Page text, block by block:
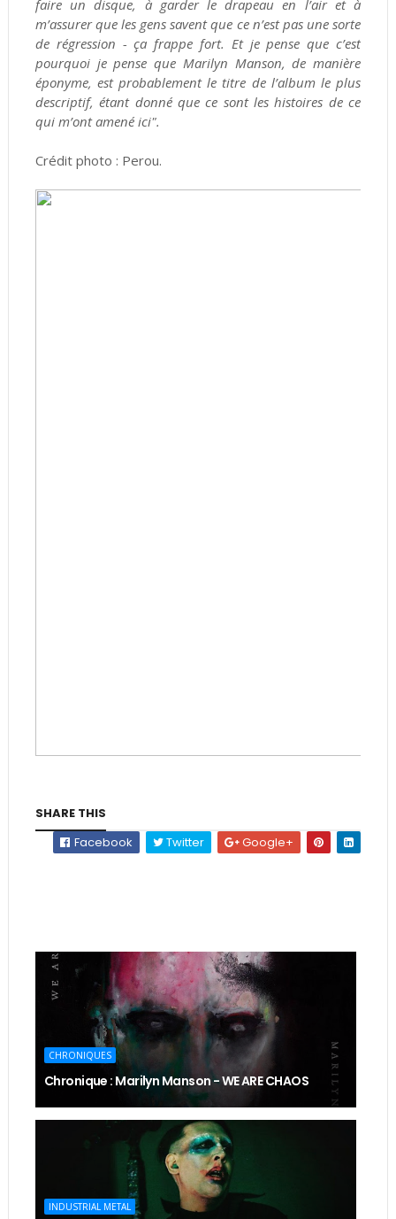
faire un disque, à garder le drapeau en l’air et à
m’assurer que les gens savent que ce n’est pas une sorte
de régression - ça frappe fort. Et je pense que c’est
pourquoi je pense que Marilyn Manson, de manière
éponyme, est probablement le titre de l’album le plus
descriptif, étant donné que ce sont les histoires de ce
qui m’ont amené ici".
Crédit photo : Perou.
SHARE THIS
Facebook
Twitter Google+
CHRONIQUES
Chronique : Marilyn Manson - WE ARE CHAOS
INDUSTRIAL METAL